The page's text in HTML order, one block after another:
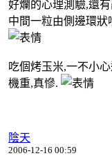
好爛的心理測驗,還
中間一粒由側邊環狀
吃個烤玉米,一不小
機重,真慘.
陰天
2006-12-16 00:59